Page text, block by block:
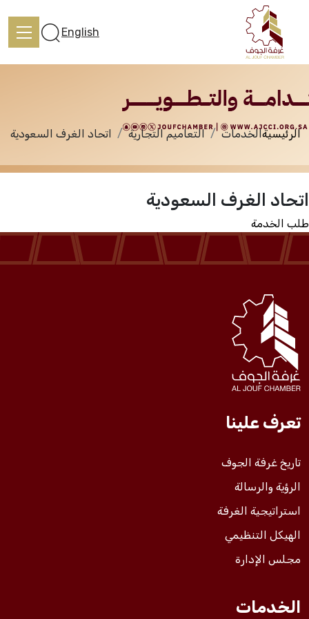
تعرف علينا
الخدمات
المركز الإعلامي
فعاليات الغرفة
فعاليات الجوف
مشاريع الغرفة
English
الخدمات
الرئيسيةالخدمات التعاميم التجارية اتحاد الغرف السعودية
اتحاد الغرف السعودية
طلب الخدمة
تعرف علينا
تاريخ غرفة الجوف
الرؤية والرسالة
استراتيجية الغرفة
الهيكل التنظيمي
مجلس الإدارة
الخدمات